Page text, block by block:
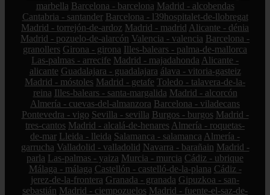
marbella Barcelona - barcelona Madrid - alcobendas
Cantabria - santander Barcelona - l39hospitalet-de-llobregat
Madrid - torrejón-de-ardoz Madrid - madrid Alicante - dénia
Madrid - pozuelo-de-alarcón Valencia - valencia Barcelona -
granollers Girona - girona Illes-balears - palma-de-mallorca
Las-palmas - arrecife Madrid - majadahonda Alicante -
alicante Guadalajara - guadalajara álava - vitoria-gasteiz
Madrid - móstoles Madrid - getafe Toledo - talavera-de-la-
reina Illes-balears - santa-margalida Madrid - alcorcón
Almería - cuevas-del-almanzora Barcelona - viladecans
Pontevedra - vigo Sevilla - sevilla Burgos - burgos Madrid -
tres-cantos Madrid - alcalá-de-henares Almería - roquetas-
de-mar Lleida - lleida Salamanca - salamanca Almería -
garrucha Valladolid - valladolid Navarra - barañain Madrid -
parla Las-palmas - yaiza Murcia - murcia Cádiz - ubrique
Málaga - málaga Castellón - castelló-de-la-plana Cádiz -
jerez-de-la-frontera Granada - granada Gipuzkoa - san-
sebastián Madrid - ciempozuelos Madrid - fuente-el-saz-de-